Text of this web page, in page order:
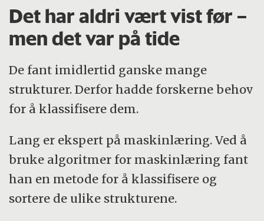
Det har aldri vært vist før –
men det var på tide
De fant imidlertid ganske mange
strukturer. Derfor hadde forskerne behov
for å klassifisere dem.
Lang er ekspert på maskinlæring. Ved å
bruke algoritmer for maskinlæring fant
han en metode for å klassifisere og
sortere de ulike strukturene.